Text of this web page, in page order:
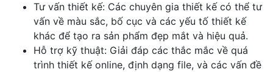
Tư vấn thiết kế: Các chuyên gia thiết kế có thể tư
vấn về màu sắc, bố cục và các yếu tố thiết kế
khác để tạo ra sản phẩm đẹp mắt và hiệu quả.
Hỗ trợ kỹ thuật: Giải đáp các thắc mắc về quá
trình thiết kế online, định dạng file, và các vấn đề